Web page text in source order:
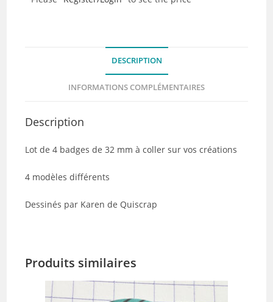
DESCRIPTION
INFORMATIONS COMPLÉMENTAIRES
Description
Lot de 4 badges de 32 mm à coller sur vos créations
4 modèles différents
Dessinés par Karen de Quiscrap
Produits similaires